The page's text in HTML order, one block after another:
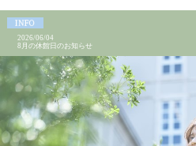
2026/06/04
8月の休館日のお知らせ